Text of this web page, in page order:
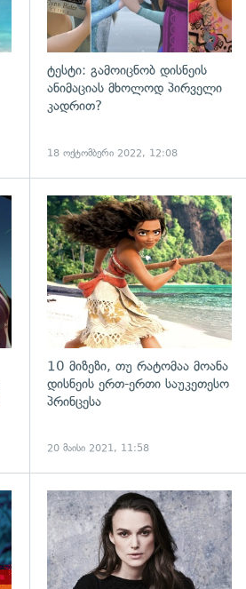
ტესტი: გამოიცნობ დისნეის
ანიმაციას მხოლოდ პირველი
კადრით?
18 ოქტომბერი 2022, 12:08
10 მიზეზი, თუ რატომაა მოანა
დისნეის ერთ-ერთი საუკეთესო
პრინცესა
20 მაისი 2021, 11:58
გადახედვა